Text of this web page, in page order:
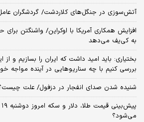
آتش‌سوزی در جنگل‌های کلاردشت/ گردشگران
افزایش همکاری آمریکا با اوکراین/ واشنگتن برای
به کی‌یف می‌دهد
بختیاری: باید امید داشت که ایران را بسازیم و از
بررسی کنیم با چه سناریوهایی در آینده مواجه
شنیده شدن صدای انفجار در دزفول/ علت
می‌شود؟